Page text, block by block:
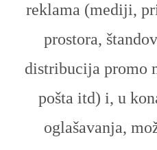
reklama (mediji,
prostora,
distribucija promo
pošta itd) i, u
oglašavanja,